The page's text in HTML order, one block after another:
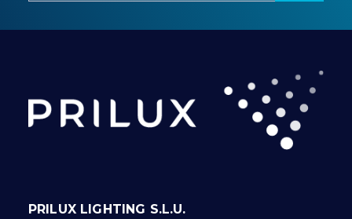
PRILUX LIGHTING S.L.U.